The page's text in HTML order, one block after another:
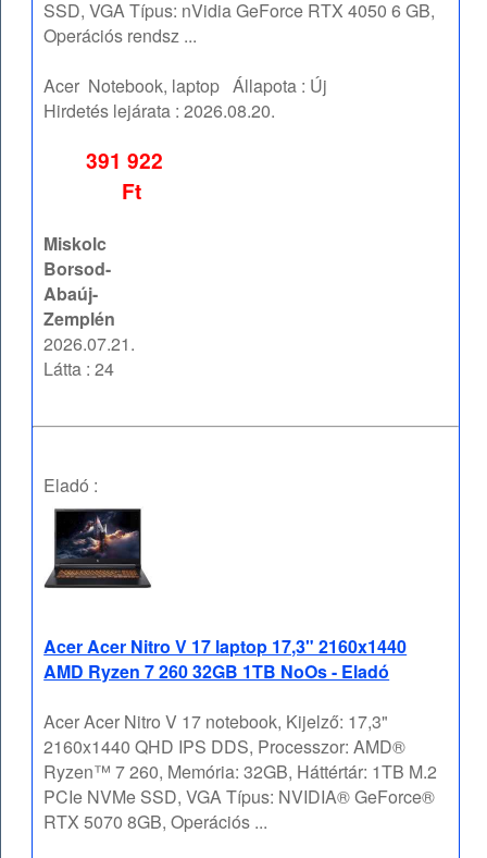
SSD, VGA Típus: nVidia GeForce RTX 4050 6 GB,
Operációs rendsz ...
Acer Notebook, laptop Állapota : Új
Hirdetés lejárata :2026.08.20.
391 922
Ft
Miskolc
Borsod-
Abaúj-
Zemplén
2026.07.21.
Látta : 24
Eladó :
Acer Acer Nitro V 17 laptop 17,3" 2160x1440
AMD Ryzen 7 260 32GB 1TB NoOs - Eladó
Acer Acer Nitro V 17 notebook, Kijelző: 17,3"
2160x1440 QHD IPS DDS, Processzor: AMD®
Ryzen™ 7 260, Memória: 32GB, Háttértár: 1TB M.2
PCIe NVMe SSD, VGA Típus: NVIDIA® GeForce®
RTX 5070 8GB, Operációs ...